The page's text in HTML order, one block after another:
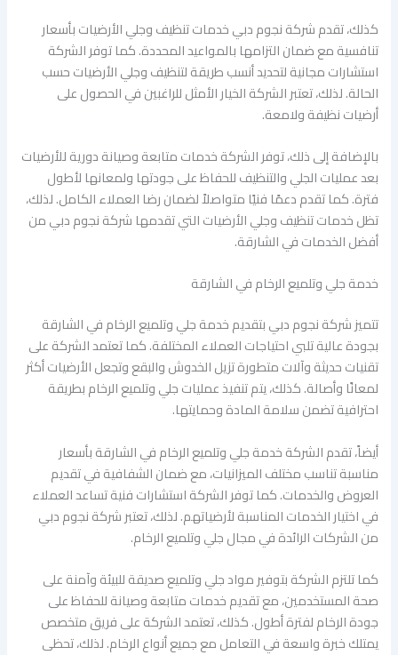
كذلك، تقدم شركة نجوم دبي خدمات تنظيف وجلي الأرضيات بأسعار
تنافسية مع ضمان التزامها بالمواعيد المحددة. كما توفر الشركة
استشارات مجانية لتحديد أنسب طريقة لتنظيف وجلي الأرضيات حسب
الحالة. لذلك، تعتبر الشركة الخيار الأمثل للراغبين في الحصول على
أرضيات نظيفة ولامعة.
بالإضافة إلى ذلك، توفر الشركة خدمات متابعة وصيانة دورية للأرضيات
بعد عمليات الجلي والتنظيف للحفاظ على جودتها ولمعانها لأطول
فترة. كما تقدم دعمًا فنيًا متواصلاً لضمان رضا العملاء الكامل. لذلك،
تظل خدمات تنظيف وجلي الأرضيات التي تقدمها شركة نجوم دبي من
أفضل الخدمات في الشارقة.
خدمة جلي وتلميع الرخام في الشارقة
تتميز شركة نجوم دبي بتقديم خدمة جلي وتلميع الرخام في الشارقة
بجودة عالية تلبي احتياجات العملاء المختلفة. كما تعتمد الشركة على
تقنيات حديثة وآلات متطورة تزيل الخدوش والبقع وتجعل الأرضيات أكثر
لمعانًا وأصالة. كذلك، يتم تنفيذ عمليات جلي وتلميع الرخام بطريقة
احترافية تضمن سلامة المادة وحمايتها.
أيضاً، تقدم الشركة خدمة جلي وتلميع الرخام في الشارقة بأسعار
مناسبة تناسب مختلف الميزانيات، مع ضمان الشفافية في تقديم
العروض والخدمات. كما توفر الشركة استشارات فنية تساعد العملاء
في اختيار الخدمات المناسبة لأرضياتهم. لذلك، تعتبر شركة نجوم دبي
من الشركات الرائدة في مجال جلي وتلميع الرخام.
كما تلتزم الشركة بتوفير مواد جلي وتلميع صديقة للبيئة وآمنة على
صحة المستخدمين، مع تقديم خدمات متابعة وصيانة للحفاظ على
جودة الرخام لفترة أطول. كذلك، تعتمد الشركة على فريق متخصص
يمتلك خبرة واسعة في التعامل مع جميع أنواع الرخام. لذلك، تحظى